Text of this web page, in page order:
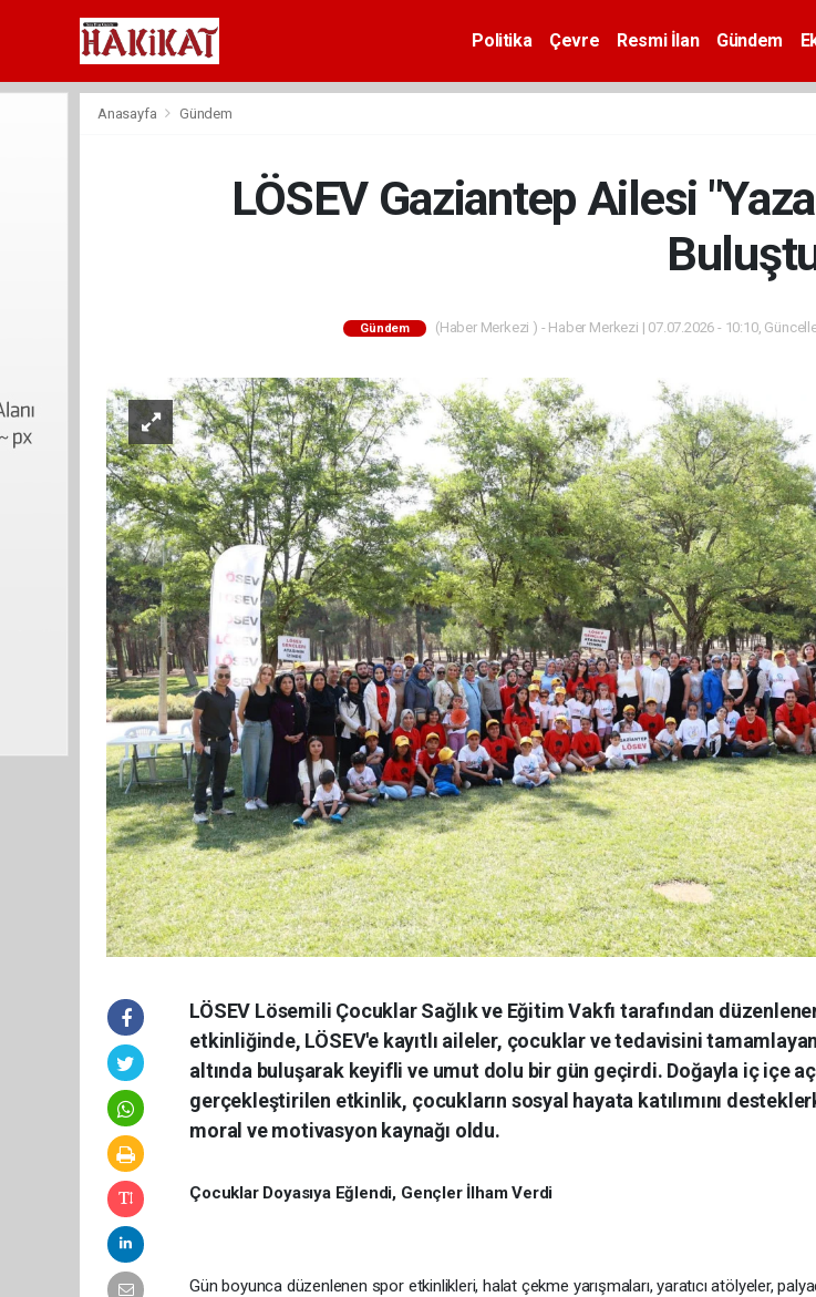
Politika Çevre Resmi İlan Gündem
Anasayfa Gündem
LÖSEV Gaziantep Ailesi
Gündem (Haber Merkezi ) - Haber Merkezi | 07.07.2026 - 10:10,
LÖSEV Lösemili Çocuklar Sağlık ve Eğitim Vakfı tarafından
etkinliğinde, LÖSEV'e kayıtlı aileler, çocuklar ve tedavisini
altında buluşarak keyifli ve umut dolu bir gün geçirdi. Doğayla iç içe
gerçekleştirilen etkinlik, çocukların sosyal hayata katılımını
moral ve motivasyon kaynağı oldu.
Çocuklar Doyasıya Eğlendi, Gençler İlham Verdi
Gün boyunca düzenlenen spor etkinlikleri, halat çekme yarışmaları, yaratıcı atölyeler,